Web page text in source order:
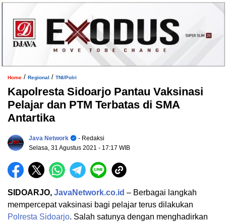
Home / Regional / TNI/Polri
Kapolresta Sidoarjo Pantau Vaksinasi
Pelajar dan PTM Terbatas di SMA
Antartika
Java Network
- Redaksi
Selasa, 31 Agustus 2021 - 17:17 WIB
SIDOARJO, JavaNetwork.co.id – Berbagai langkah
mempercepat vaksinasi bagi pelajar terus dilakukan
Polresta Sidoarjo. Salah satunya dengan menghadirkan